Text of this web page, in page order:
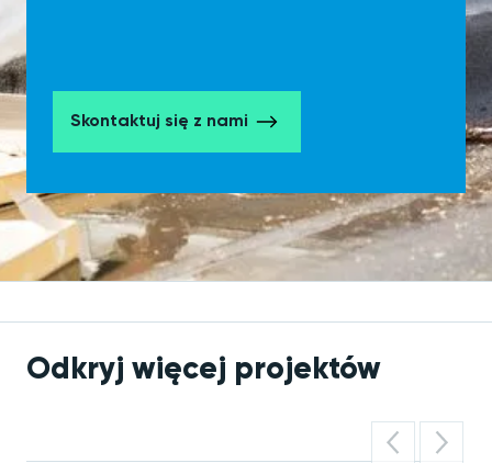
Skontaktuj się z nami
Odkryj więcej projektów